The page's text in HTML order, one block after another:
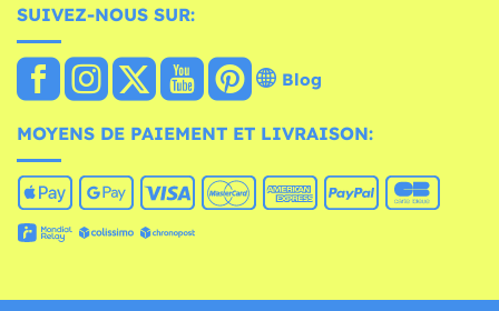
SUIVEZ-NOUS SUR:
Blog
MOYENS DE PAIEMENT ET LIVRAISON: